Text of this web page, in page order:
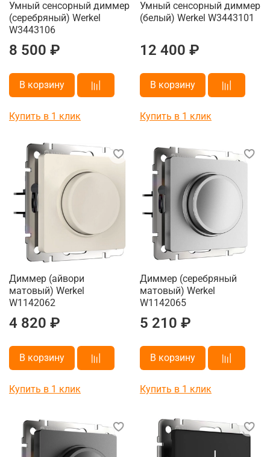
Умный сенсорный диммер
(серебряный) Werkel
W3443106
8 500 ₽
В корзину
Купить в 1 клик
Умный сенсорный диммер
(белый) Werkel W3443101
12 400 ₽
В корзину
Купить в 1 клик
Диммер (айвори
матовый) Werkel
W1142062
4 820 ₽
В корзину
Купить в 1 клик
Диммер (серебряный
матовый) Werkel
W1142065
5 210 ₽
В корзину
Купить в 1 клик